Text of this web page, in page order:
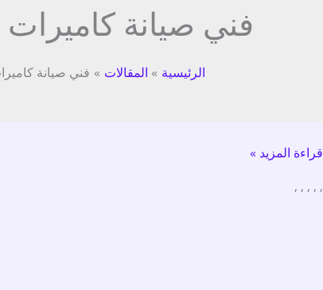
فني صيانة كاميرات
الرئيسية المقالات فني صيانة
كاميرات
قراءة المزيد »
,
,
,
,
,